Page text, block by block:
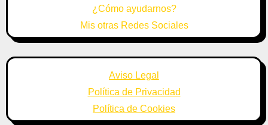
¿Cómo ayudarnos?
Mis otras Redes Sociales
Aviso Legal
Política de Privacidad
Política de Cookies